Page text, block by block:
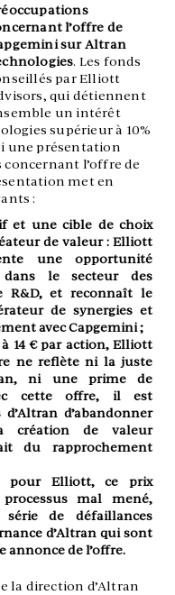
l’offre de
sur Altran
. Les fonds
par Elliott
qui détiennent
un intérêt
supérieur à 10%
une présentation
l’offre de
met en
:
et une cible de choix
de valeur : Elliott
une opportunité
dans le secteur des
R&D, et reconnaît le
de synergies et
avec Capgemini ;
14 € par action, Elliott
ne reflète ni la juste
ni une prime de
cette offre, il est
d’abandonner
création de valeur
du rapprochement
pour Elliott, ce prix
mal mené,
de défaillances
d’Altran qui sont
annonce de l’offre.
la direction d’Altran